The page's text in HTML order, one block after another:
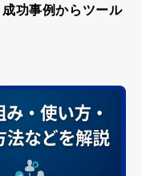
功事例からツール